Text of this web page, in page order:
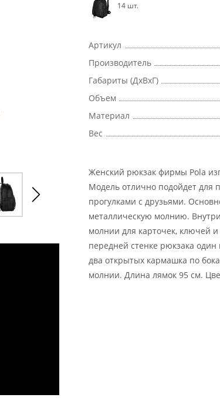
14 шт.
Артикул
Производитель
Габариты (ДхВхГ)
Объем
Материал
Вес
Женский рюкзак фирмы Pola
Модель отлично подойдет для
прогулками с друзьями.
металлическую молнию.
молнии для карточек, ключей
передней стенке рюкзака
два открытых кармашка по
молнии. Длина лямок 95 см.